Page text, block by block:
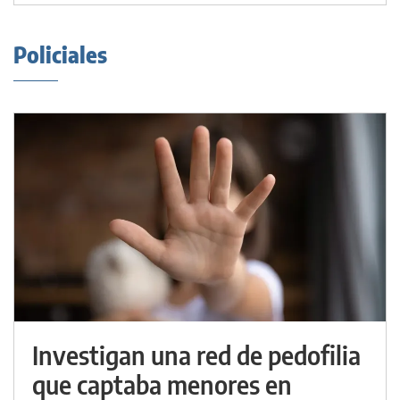
Policiales
Investigan una red de pedofilia
que captaba menores en